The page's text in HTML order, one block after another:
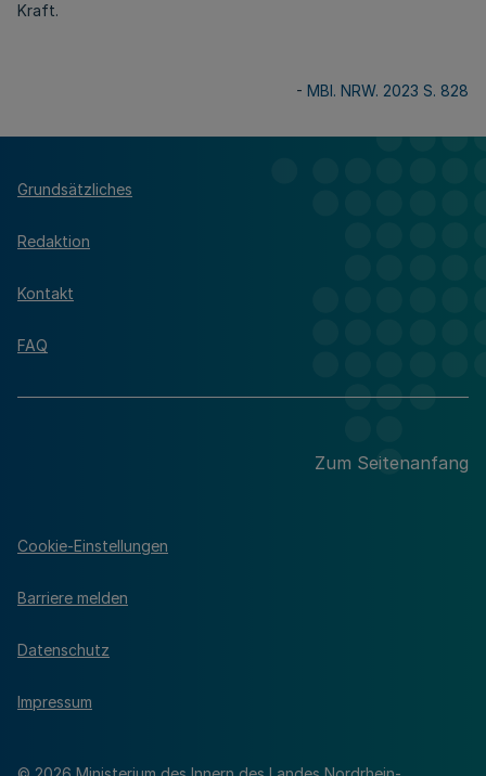
Kraft.
- MBl. NRW. 2023 S. 828
Grundsätzliches
Redaktion
Kontakt
FAQ
Zum Seitenanfang
Cookie-Einstellungen
Barriere melden
Datenschutz
Impressum